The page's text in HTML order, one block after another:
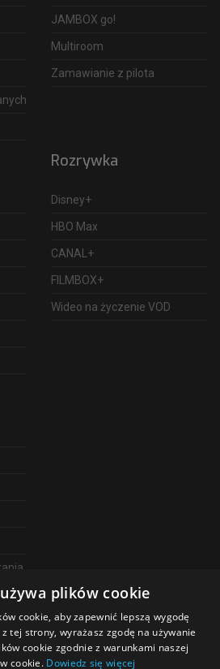
JAMBOX go!
Multiroom
Zamawianie z pilota
Rozrywka
Disney+
HBO Max
CANAL+
FILMBOX+
Wideo na życzenie VOD
plików cookie
cookie, aby zapewnić lepszą wygodę
tej strony, wyrażasz zgodę na używanie
cookie zgodnie z warunkami naszej
cookie. Dowiedz się więcej